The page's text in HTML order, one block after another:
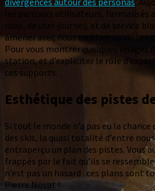
les parcours utilisateurs, formalisés
map, de user journey, et de service
amener avec nous en hiver au ski (en
Pour vous montrer quelques images
station, et d’expliciter le rôle
ces supports.
Esthétique des pistes
Si tout le monde n’a pas eu la
des skis, la quasi totalité d’entre
entraperçu un plan des pistes. Vous
frappés par le fait qu’ils se
n’est pas un hasard : ces plans sont
Pierre Novat !